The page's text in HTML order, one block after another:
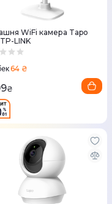
WiFi камера Tapo
TP-LINK
64 ₴
₴